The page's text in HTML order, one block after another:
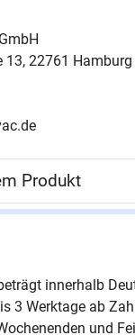
13, 22761 Hamburg
Produkt
140
Hamburg
innerhalb
3 Werktage ab
und